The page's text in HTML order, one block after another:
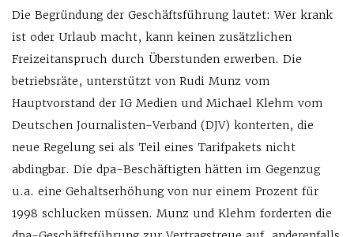
Die Begründung der Geschäftsführung lautet: Wer krank
ist oder Urlaub macht, kann keinen zusätzlichen
Freizeitanspruch durch Überstunden erwerben. Die
betriebsräte, unterstützt von Rudi Munz vom
Hauptvorstand der IG Medien und Michael Klehm vom
Deutschen Journalisten-Verband (DJV) konterten, die
neue Regelung sei als Teil eines Tarifpakets nicht
abdingbar. Die dpa-Beschäftigten hätten im Gegenzug
u.a. eine Gehaltserhöhung von nur einem Prozent für
1998 schlucken müssen. Munz und Klehm forderten die